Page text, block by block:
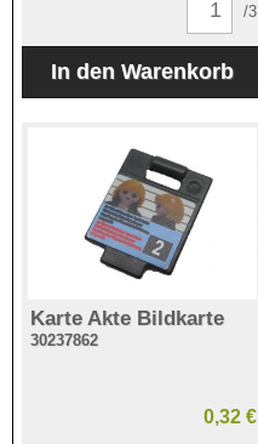
/3
Karte Akte Bildkarte
30237862
0,32 €